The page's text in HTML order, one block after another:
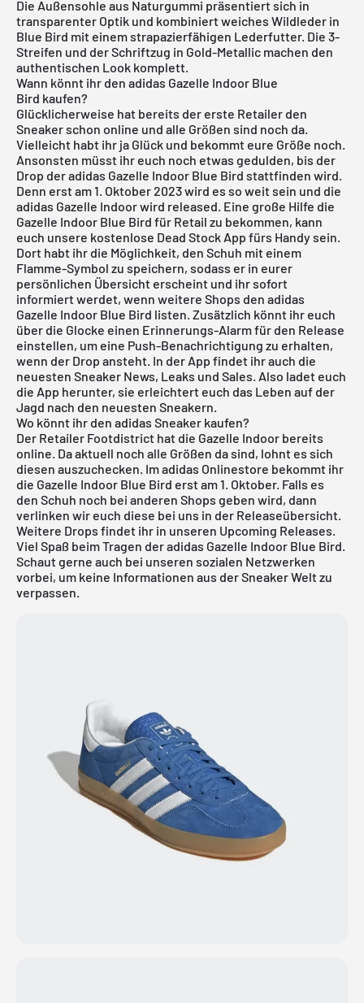
Die Außensohle aus Naturgummi präsentiert sich in
transparenter Optik und kombiniert weiches Wildleder in
Blue Bird mit einem strapazierfähigen Lederfutter. Die 3-
Streifen und der Schriftzug in Gold-Metallic machen den
authentischen Look komplett.
Wann könnt ihr den adidas Gazelle Indoor Blue
Bird kaufen?
Glücklicherweise hat bereits der erste Retailer den
Sneaker schon online und alle Größen sind noch da.
Vielleicht habt ihr ja Glück und bekommt eure Größe noch.
Ansonsten müsst ihr euch noch etwas gedulden, bis der
Drop der adidas Gazelle Indoor Blue Bird stattfinden wird.
Denn erst am 1. Oktober 2023 wird es so weit sein und die
adidas Gazelle Indoor wird released. Eine große Hilfe die
Gazelle Indoor Blue Bird für Retail zu bekommen, kann
euch unsere kostenlose Dead Stock App fürs Handy sein.
Dort habt ihr die Möglichkeit, den Schuh mit einem
Flamme-Symbol zu speichern, sodass er in eurer
persönlichen Übersicht erscheint und ihr sofort
informiert werdet, wenn weitere Shops den adidas
Gazelle Indoor Blue Bird listen. Zusätzlich könnt ihr euch
über die Glocke einen Erinnerungs-Alarm für den Release
einstellen, um eine Push-Benachrichtigung zu erhalten,
wenn der Drop ansteht. In der App findet ihr auch die
neuesten Sneaker News, Leaks und Sales. Also ladet euch
die App herunter, sie erleichtert euch das Leben auf der
Jagd nach den neuesten Sneakern.
Wo könnt ihr den adidas Sneaker kaufen?
Der Retailer Footdistrict hat die Gazelle Indoor bereits
online. Da aktuell noch alle Größen da sind, lohnt es sich
diesen auszuchecken. Im adidas Onlinestore bekommt ihr
die Gazelle Indoor Blue Bird erst am 1. Oktober. Falls es
den Schuh noch bei anderen Shops geben wird, dann
verlinken wir euch diese bei uns in der Releaseübersicht.
Weitere Drops findet ihr in unseren Upcoming Releases.
Viel Spaß beim Tragen der adidas Gazelle Indoor Blue Bird.
Schaut gerne auch bei unseren sozialen Netzwerken
vorbei, um keine Informationen aus der Sneaker Welt zu
verpassen.